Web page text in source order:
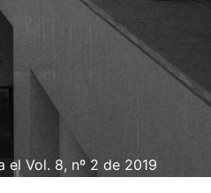
Vol. 8, nº 2 de 2019